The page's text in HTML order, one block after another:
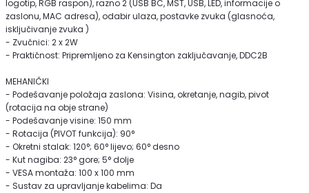
logotip, RGB raspon), razno 2 (USB BC, MST, USB, LED, informacije o
zaslonu, MAC adresa), odabir ulaza, postavke zvuka (glasnoća,
isključivanje zvuka )
- Zvučnici: 2 x 2W
- Praktičnost: Pripremljeno za Kensington zaključavanje, DDC2B
MEHANIČKI
- Podešavanje položaja zaslona: Visina, okretanje, nagib, pivot
(rotacija na obje strane)
- Podešavanje visine: 150 mm
- Rotacija (PIVOT funkcija): 90°
- Okretni stalak: 120°; 60° lijevo; 60° desno
- Kut nagiba: 23° gore; 5° dolje
- VESA montaža: 100 x 100 mm
- Sustav za upravljanje kabelima: Da